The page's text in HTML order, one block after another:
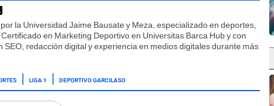
la Universidad Jaime Bausate y Meza, especializado en deportes,
en Marketing Deportivo en Universitas Barca Hub y con
SEO, redacción digital y experiencia en medios digitales durante más
LIGA 1 DEPORTIVO GARCILASO